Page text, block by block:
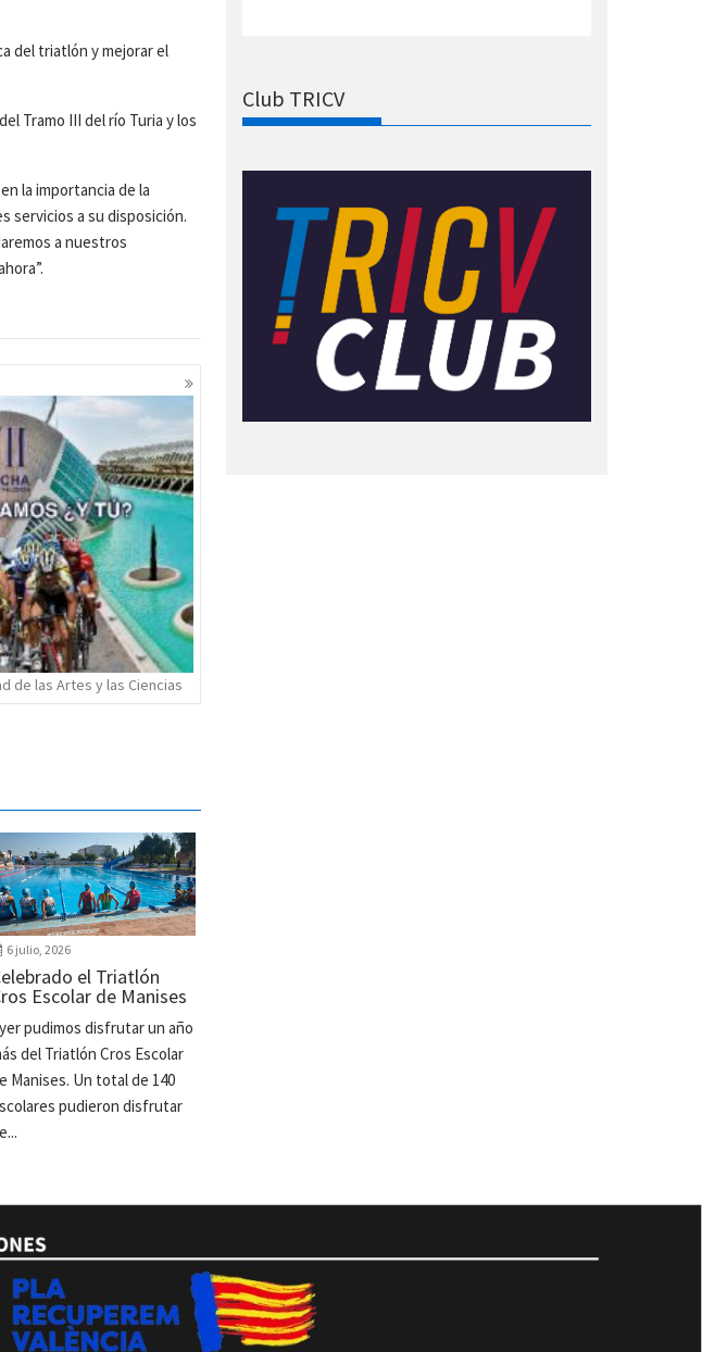
del triatlón y mejorar el
Tramo III del río Turia y los
la importancia de la
servicios a su disposición.
a nuestros
de las Artes y las Ciencias
6 julio, 2026
el Triatlón
Escolar de Manises
pudimos disfrutar un año
del Triatlón Cros Escolar
Manises. Un total de 140
pudieron disfrutar
Club TRICV